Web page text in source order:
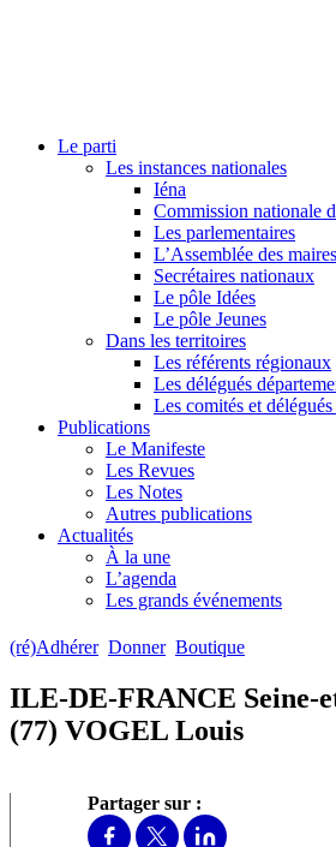
Le parti
Les instances nationales
Iéna
Commission nationale
Les parlementaires
L’Assemblée des maires
Secrétaires nationaux
Le pôle Idées
Le pôle Jeunes
Dans les territoires
Les référents régionaux
Les délégués
Les comités et
Publications
Le Manifeste
Les Revues
Les Notes
Autres publications
Actualités
À la une
L’agenda
Les grands événements
(ré)Adhérer Donner Boutique
ILE-DE-FRANCE Seine-
(77) VOGEL Louis
Partager sur :